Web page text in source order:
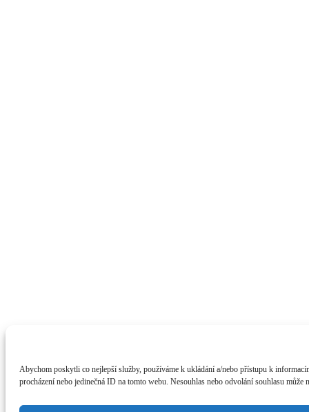
Abychom poskytli co nejlepší služby, používáme k ukládání a/nebo přístupu k
procházení nebo jedinečná ID na tomto webu. Nesouhlas nebo odvolání souhlasu